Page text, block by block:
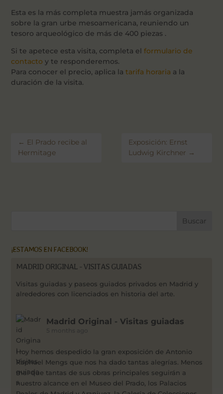
Esta es la más completa muestra jamás organizada
sobre la gran urbe mesoamericana, reuniendo un
tesoro arqueológico de más de 400 piezas .
Si te apetece esta visita, completa elformulario de
contacto y te responderemos.
Para conocer el precio, aplica latarifa horaria a la
duración de la visita.
← El Prado recibe al
Hermitage
Exposición: Ernst
Ludwig Kirchner →
¡ESTAMOS EN FACEBOOK!
MADRID ORIGINAL - VISITAS GUIADAS
Visitas guiadas y paseos guiados privados en Madrid y
alrededores con licenciados en historia del arte.
Madrid Original - Visitas guiadas
Hoy hemos despedido la gran exposición de Antonio
Raphael Mengs que nos ha dado tantas alegrías. Menos
mal que tantas de sus obras principales seguirán a
nuestro alcance en el Museo del Prado, los Palacios